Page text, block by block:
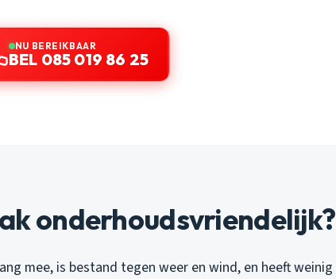
NU BEREIKBAAR
BEL 085 019 86 25
onderhoudsvriendelijk?
mee, is bestand tegen weer en wind, en heeft weinig